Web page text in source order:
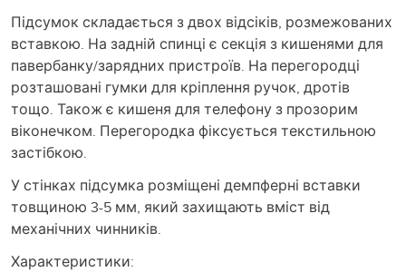
Підсумок складається з двох відсіків, розмежованих
вставкою. На задній спинці є секція з кишенями для
павербанку/зарядних пристроїв. На перегородці
розташовані гумки для кріплення ручок, дротів
тощо. Також є кишеня для телефону з прозорим
віконечком. Перегородка фіксується текстильною
застібкою.
У стінках підсумка розміщені демпферні вставки
товщиною 3-5 мм, який захищають вміст від
механічних чинників.
Характеристики: